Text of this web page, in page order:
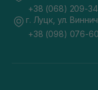
+38 (068) 209-
г. Луцк, ул.
+38 (098) 076-